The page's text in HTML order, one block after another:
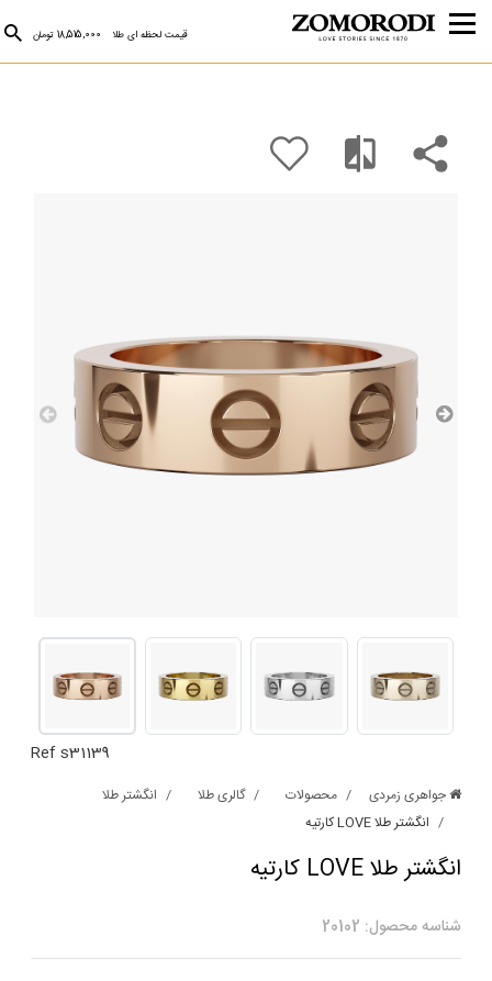
قیمت لحظه ای طلا 18,515,000 تومان
Ref s31139
جواهری زمردی محصولات گالری طلا
انگشتر طلا
انگشتر طلا LOVE کارتیه
انگشتر طلا LOVE کارتیه
شناسه محصول: 20102